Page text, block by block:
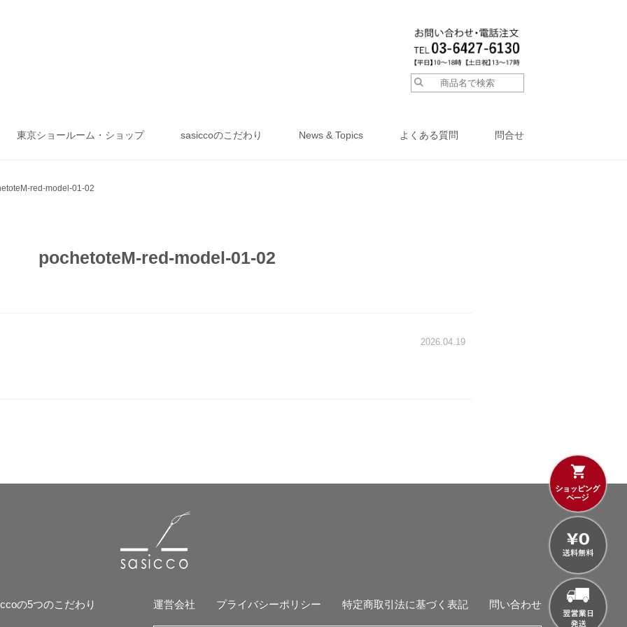
東京ショールーム・ショップ sasiccoのこだわり News & Topics よくある質問 問合せ
red-model-01-02
pochetoteM-red-model-01-02
2026.04.19
の5つのこだわり 運営会社 プライバシーポリシー 特定商取引法に基づく表記 問い合わせ